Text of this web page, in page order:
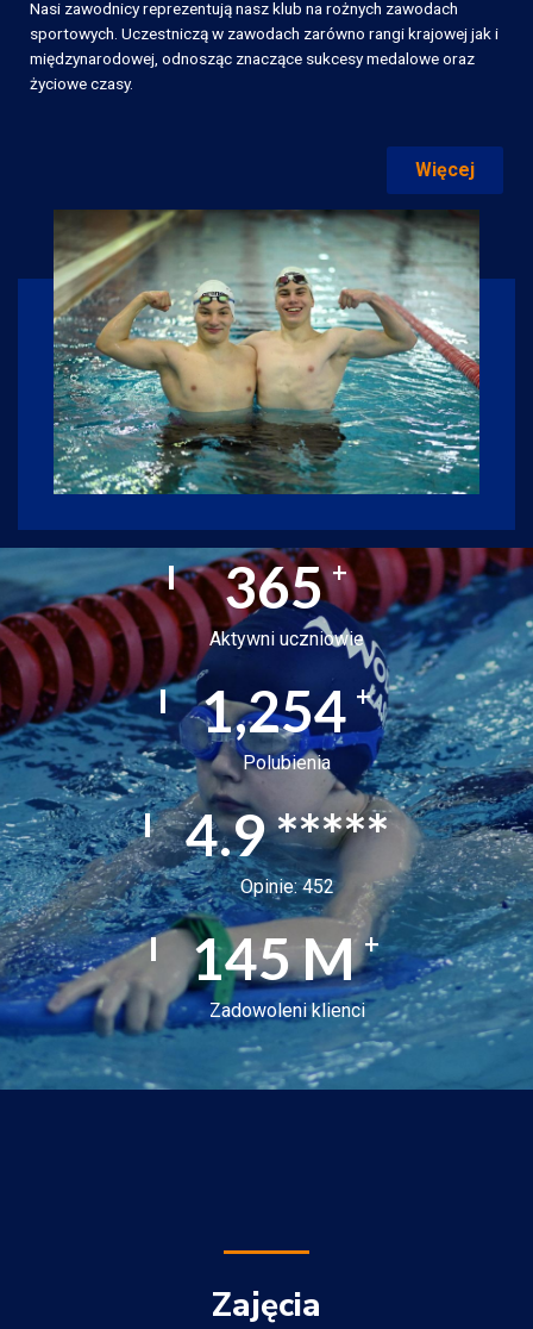
Nasi zawodnicy reprezentują nasz klub na rożnych zawodach
sportowych. Uczestniczą w zawodach zarówno rangi krajowej jak i
międzynarodowej, odnosząc znaczące sukcesy medalowe oraz
życiowe czasy.
Więcej
365 +
Aktywni uczniowie
1,254 +
Polubienia
4.9*****
Opinie: 452
145M+
Zadowoleni klienci
Zajęcia